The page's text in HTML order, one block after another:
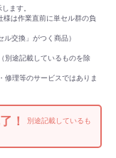
ます。
は作業直前に単セル群の負
交換」がつく商品）
別途記載しているものを除
修理等のサービスではありま
！
別途記載しているも